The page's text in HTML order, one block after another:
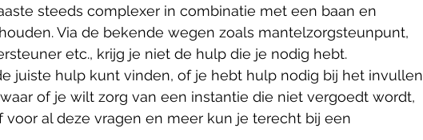
steeds complexer in combinatie met een baan en
Via de bekende wegen zoals mantelzorgsteunpunt,
etc., krijg je niet de hulp die je nodig hebt.
juiste hulp kunt vinden, of je hebt hulp nodig bij het invullen
of je wilt zorg van een instantie die niet vergoedt wordt,
al deze vragen en meer kun je terecht bij een